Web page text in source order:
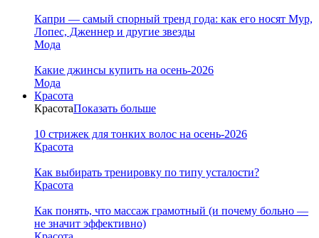
Капри — самый спорный тренд года: как его носят Мур,
Лопес, Дженнер и другие звезды
Мода
Какие джинсы купить на осень-2026
Мода
Красота
КрасотаПоказать больше
10 стрижек для тонких волос на осень-2026
Красота
Как выбирать тренировку по типу усталости?
Красота
Как понять, что массаж грамотный (и почему больно —
не значит эффективно)